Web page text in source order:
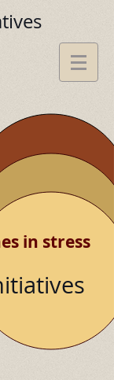
in stress